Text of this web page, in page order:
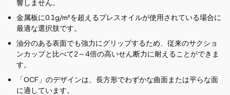
響しません。
金属板に0.1g/m²を超えるプレスオイルが使用されている場合に
最適な選択肢です。
油分のある表面でも強力にグリップするため、従来のサクショ
ンカップと比べて2～4倍の高いせん断力に耐えることができま
す。
「OCF」のデザインは、長方形でわずかな曲面または平らな面
に適しています。